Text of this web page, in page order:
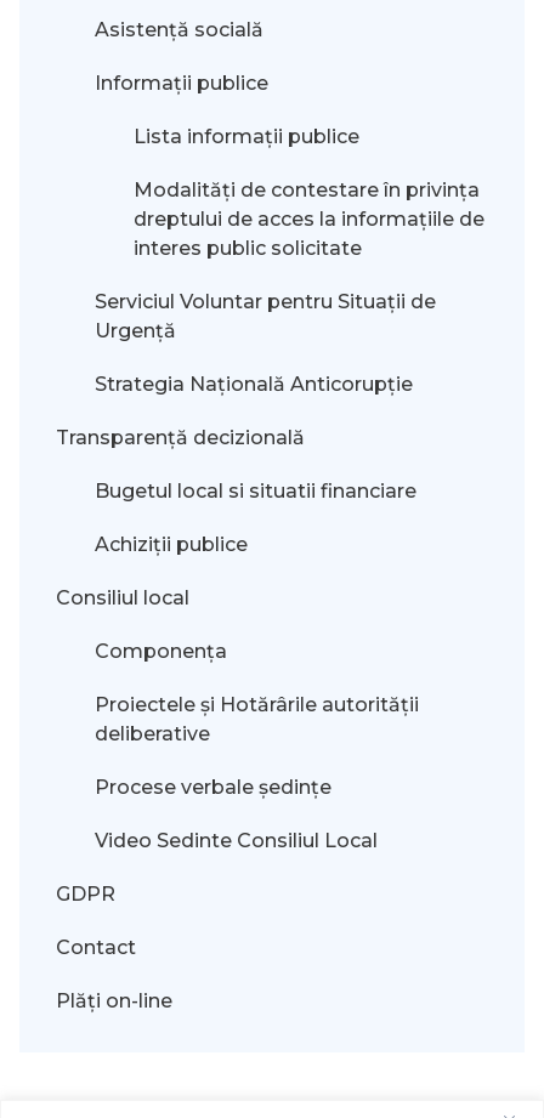
Asistență socială
Informații publice
Lista informații publice
Modalităţi de contestare în privinţa
dreptului de acces la informaţiile de
interes public solicitate
Serviciul Voluntar pentru Situații de
Urgență
Strategia Națională Anticorupție
Transparență decizională
Bugetul local si situatii financiare
Achiziții publice
Consiliul local
Componența
Proiectele și Hotărârile autorității
deliberative
Procese verbale ședințe
Video Sedinte Consiliul Local
GDPR
Contact
Plăți on-line